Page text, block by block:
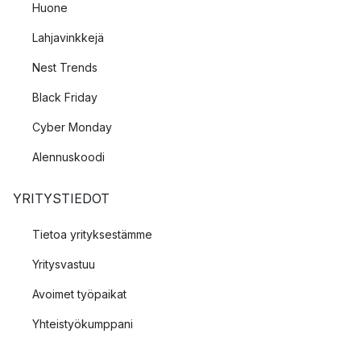
Huone
Lahjavinkkejä
Nest Trends
Black Friday
Cyber Monday
Alennuskoodi
YRITYSTIEDOT
Tietoa yrityksestämme
Yritysvastuu
Avoimet työpaikat
Yhteistyökumppani